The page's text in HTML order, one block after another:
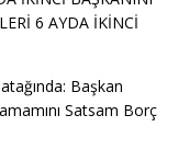
6 AYDA İKİNCİ
Başkan
Satsam Borç